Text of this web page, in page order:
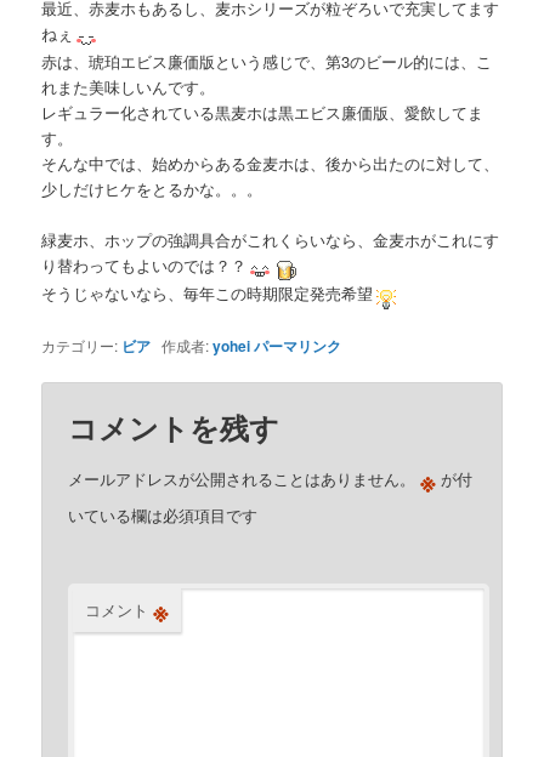
最近、赤麦ホもあるし、麦ホシリーズが粒ぞろいで充実してます
ねぇ
赤は、琥珀エビス廉価版という感じで、第3のビール的には、こ
れまた美味しいんです。
レギュラー化されている黒麦ホは黒エビス廉価版、愛飲してま
す。
そんな中では、始めからある金麦ホは、後から出たのに対して、
少しだけヒケをとるかな。。。
緑麦ホ、ホップの強調具合がこれくらいなら、金麦ホがこれにす
り替わってもよいのでは？？
そうじゃないなら、毎年この時期限定発売希望
カテゴリー: ビア 作成者:yoheiパーマリンク
コメントを残す
メールアドレスが公開されることはありません。 ※ が付
いている欄は必須項目です
コメント ※